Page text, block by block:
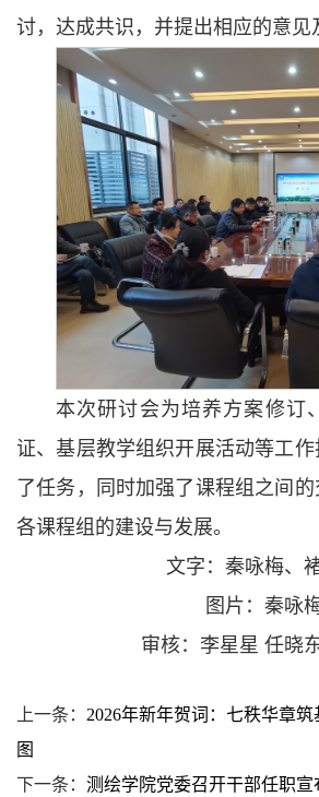
讨，达成共识，并提出相应的意见
本次研讨会为培养方案修订
证、基层教学组织开展活动等工
了任务，同时加强了课程组之间
各课程组的建设与发展。
文字：秦咏梅、
图片：秦咏
审核：李星星 任晓
上一条： 2026年新年贺词：七秩华章
图
下一条： 测绘学院党委召开干部任职宣